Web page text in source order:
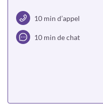
10 min d’appel
10 min de chat